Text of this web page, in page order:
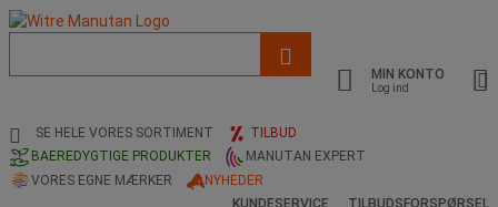
og
søgehistorik
MIN KONTO
Log ind
SE HELE VORES SORTIMENT
TILBUD
BAEREDYGTIGE PRODUKTER
MANUTAN EXPERT
VORES EGNE MÆRKER
NYHEDER
KUNDESERVICE
TILBUDSFORSPØRSEL